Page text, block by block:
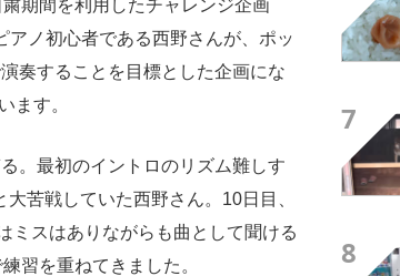
期間を利用したチャレンジ企画
アノ初心者である西野さんが、ポッ
奏することを目標とした企画にな
ます。
。最初のイントロのリズム難しす
苦戦していた西野さん。10日目、
ミスはありながらも曲として聞ける
習を重ねてきました。
7
8